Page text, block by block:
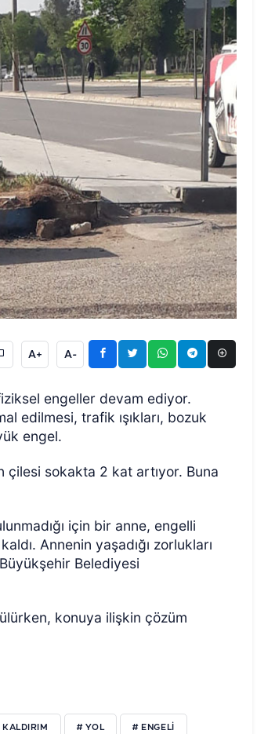
A+ A-
engeller devam ediyor.
edilmesi, trafik ışıkları, bozuk
engel.
çilesi sokakta 2 kat artıyor. Buna
için bir anne, engelli
Annenin yaşadığı zorlukları
Belediyesi
konuya ilişkin çözüm
KALDIRIM # YOL # ENGELI
ÖZEL HABER